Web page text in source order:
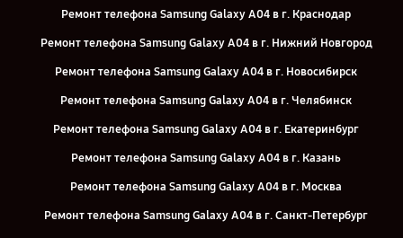
Ремонт телефона Samsung Galaxy A04 в г. Краснодар
Ремонт телефона Samsung Galaxy A04 в г. Нижний Новгород
Ремонт телефона Samsung Galaxy A04 в г. Новосибирск
Ремонт телефона Samsung Galaxy A04 в г. Челябинск
Ремонт телефона Samsung Galaxy A04 в г. Екатеринбург
Ремонт телефона Samsung Galaxy A04 в г. Казань
Ремонт телефона Samsung Galaxy A04 в г. Москва
Ремонт телефона Samsung Galaxy A04 в г. Санкт-Петербург